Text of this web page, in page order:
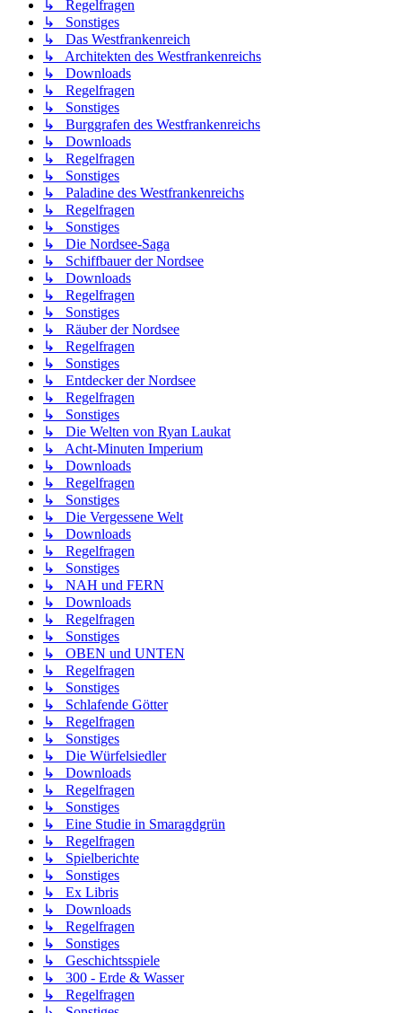
↳ Regelfragen
↳ Sonstiges
↳ Das Westfrankenreich
↳ Architekten des Westfrankenreichs
↳ Downloads
↳ Regelfragen
↳ Sonstiges
↳ Burggrafen des Westfrankenreichs
↳ Downloads
↳ Regelfragen
↳ Sonstiges
↳ Paladine des Westfrankenreichs
↳ Regelfragen
↳ Sonstiges
↳ Die Nordsee-Saga
↳ Schiffbauer der Nordsee
↳ Downloads
↳ Regelfragen
↳ Sonstiges
↳ Räuber der Nordsee
↳ Regelfragen
↳ Sonstiges
↳ Entdecker der Nordsee
↳ Regelfragen
↳ Sonstiges
↳ Die Welten von Ryan Laukat
↳ Acht-Minuten Imperium
↳ Downloads
↳ Regelfragen
↳ Sonstiges
↳ Die Vergessene Welt
↳ Downloads
↳ Regelfragen
↳ Sonstiges
↳ NAH und FERN
↳ Downloads
↳ Regelfragen
↳ Sonstiges
↳ OBEN und UNTEN
↳ Regelfragen
↳ Sonstiges
↳ Schlafende Götter
↳ Regelfragen
↳ Sonstiges
↳ Die Würfelsiedler
↳ Downloads
↳ Regelfragen
↳ Sonstiges
↳ Eine Studie in Smaragdgrün
↳ Regelfragen
↳ Spielberichte
↳ Sonstiges
↳ Ex Libris
↳ Downloads
↳ Regelfragen
↳ Sonstiges
↳ Geschichtsspiele
↳ 300 - Erde & Wasser
↳ Regelfragen